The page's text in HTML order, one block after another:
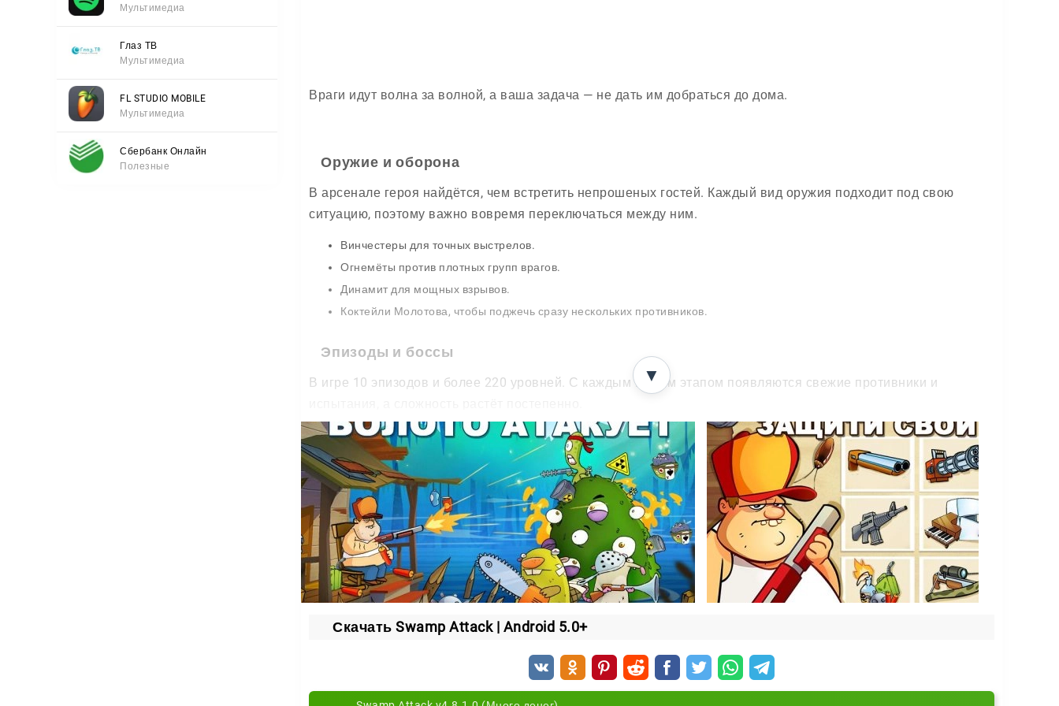
Мультимедиа
Глаз ТВ
Мультимедиа
FL STUDIO MOBILE
Мультимедиа
Сбербанк Онлайн
Полезные
Враги идут волна за волной, а ваша задача — не дать им добраться до дома.
Оружие и оборона
В арсенале героя найдётся, чем встретить непрошеных гостей. Каждый вид оружия подходит под свою
ситуацию, поэтому важно вовремя переключаться между ним.
Винчестеры для точных выстрелов.
Огнемёты против плотных групп врагов.
Динамит для мощных взрывов.
Коктейли Молотова, чтобы поджечь сразу нескольких противников.
Эпизоды и боссы
В игре 10 эпизодов и более 220 уровней. С каждым новым этапом появляются свежие противники и
В конце каждого эпизода вас ждёт битва с боссом. А каждые пять уровней на болото прилетают
инопланетные тарелки — против них придётся продумать отдельную тактику.
Многопользовательский режим
Кампанией дело не ограничивается. В мультиплеере вы сражаетесь с другими игроками и отправляете
монстров на их сторону болота.
Между боями можно прокачивать оружие, докупать защиту в магазине и использовать бустеры. Так каждая
следующая волна даётся чуть легче.
С таким набором возможностейSwamp Attack
▼
Скачать Swamp Attack | Android 5.0+